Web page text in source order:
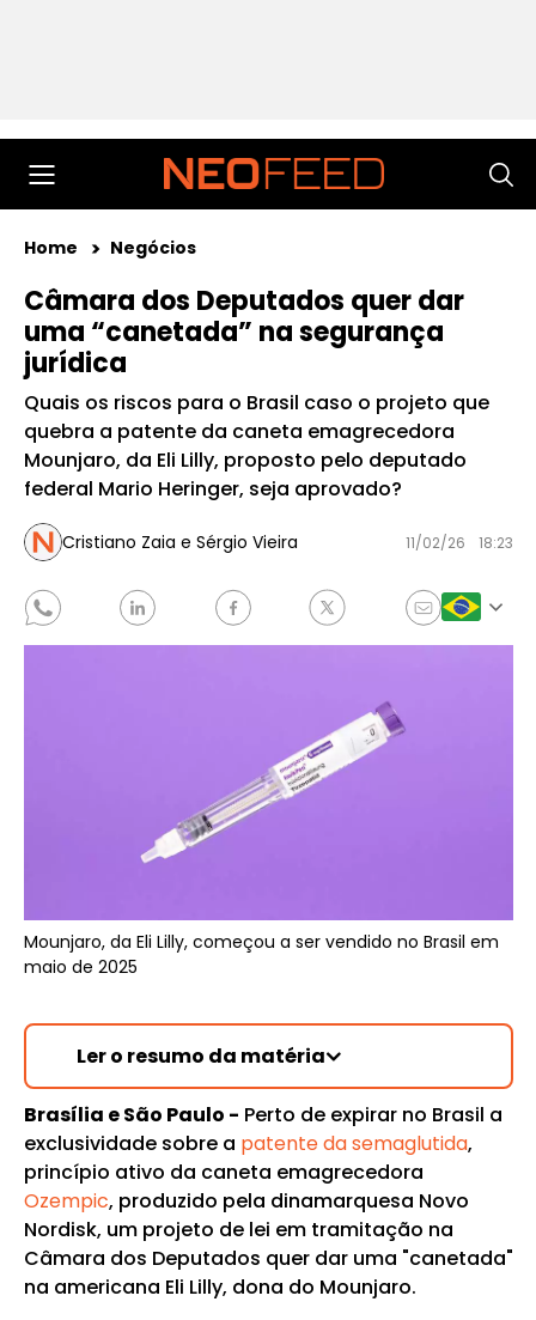
Home Negócios
Câmara dos Deputados quer dar
uma “canetada” na segurança
jurídica
Quais os riscos para o Brasil caso o projeto que
quebra a patente da caneta emagrecedora
Mounjaro, da Eli Lilly, proposto pelo deputado
federal Mario Heringer, seja aprovado?
Cristiano Zaia e Sérgio Vieira 11/02/26 18:23
Mounjaro, da Eli Lilly, começou a ser vendido no Brasil em
maio de 2025
Ler o resumo da matéria
Brasília e São Paulo - Perto de expirar no Brasil a
exclusividade sobre a patente da semaglutida,
princípio ativo da caneta emagrecedora
Ozempic, produzido pela dinamarquesa Novo
Nordisk, um projeto de lei em tramitação na
Câmara dos Deputados quer dar uma "canetada"
na americana Eli Lilly, dona do Mounjaro.